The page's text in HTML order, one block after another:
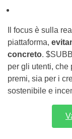
Il focus è sulla
piattaforma,
concreto.
per gli utenti, che
premi, sia per i
sostenibile e